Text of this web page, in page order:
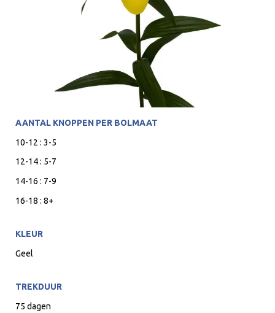
AANTAL KNOPPEN PER BOLMAAT
10-12 : 3-5
12-14 : 5-7
14-16 : 7-9
16-18 : 8+
KLEUR
Geel
TREKDUUR
75 dagen